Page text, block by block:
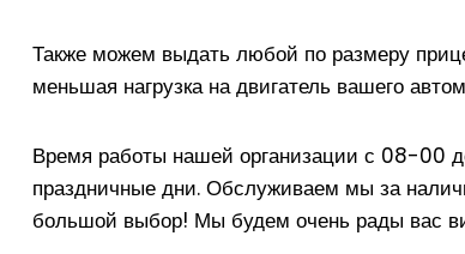
Также можем выдать любой по размеру
меньшая нагрузка на двигатель вашего
Время работы нашей организации с 08-00
праздничные дни. Обслуживаем мы за
большой выбор! Мы будем очень рады вас